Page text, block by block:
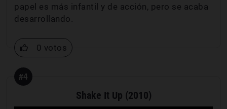
papel es más infantil y de acción, pero se acaba
desarrollando.
0 votos
#4
Shake It Up (2010)